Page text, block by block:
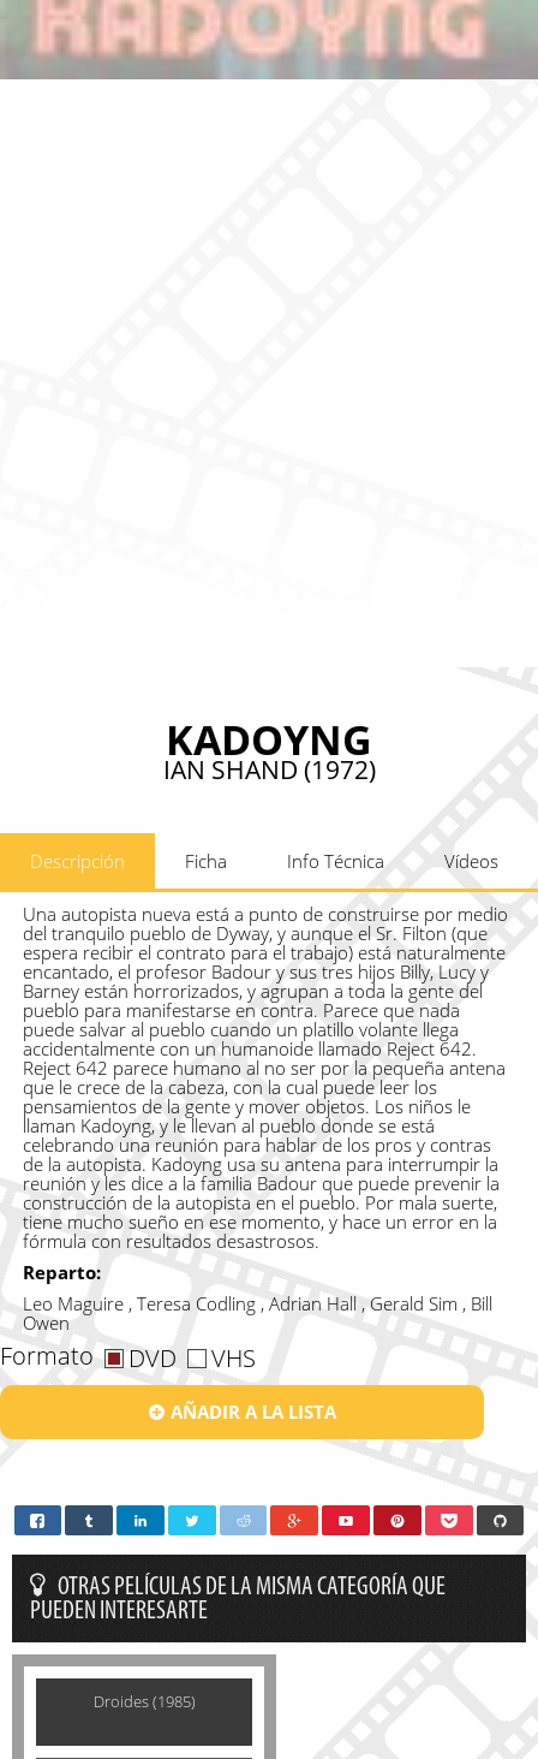
KADOYNG
IAN SHAND (1972)
Descripción Ficha Info Técnica Vídeos
Una autopista nueva está a punto de construirse por medio
del tranquilo pueblo de Dyway, y aunque el Sr. Filton (que
espera recibir el contrato para el trabajo) está naturalmente
encantado, el profesor Badour y sus tres hijos Billy, Lucy y
Barney están horrorizados, y agrupan a toda la gente del
pueblo para manifestarse en contra. Parece que nada
puede salvar al pueblo cuando un platillo volante llega
accidentalmente con un humanoide llamado Reject 642.
Reject 642 parece humano al no ser por la pequeña antena
que le crece de la cabeza, con la cual puede leer los
pensamientos de la gente y mover objetos. Los niños le
llaman Kadoyng, y le llevan al pueblo donde se está
celebrando una reunión para hablar de los pros y contras
de la autopista. Kadoyng usa su antena para interrumpir la
reunión y les dice a la familia Badour que puede prevenir la
construcción de la autopista en el pueblo. Por mala suerte,
tiene mucho sueño en ese momento, y hace un error en la
fórmula con resultados desastrosos.
Reparto:
Leo Maguire , Teresa Codling , Adrian Hall , Gerald Sim , Bill
Owen
Formato DVD VHS
AÑADIR A LA LISTA
OTRAS PELÍCULAS DE LA MISMA CATEGORÍA QUE
PUEDEN INTERESARTE
Droides (1985)